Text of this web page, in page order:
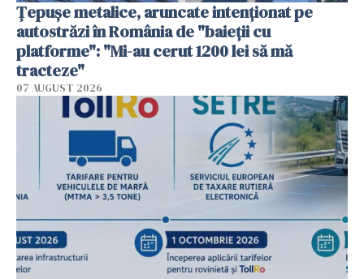
Țepușe metalice, aruncate intenționat pe
autostrăzi în România de "baieții cu
platforme": "Mi-au cerut 1200 lei să mă
tracteze"
07 AUGUST 2026